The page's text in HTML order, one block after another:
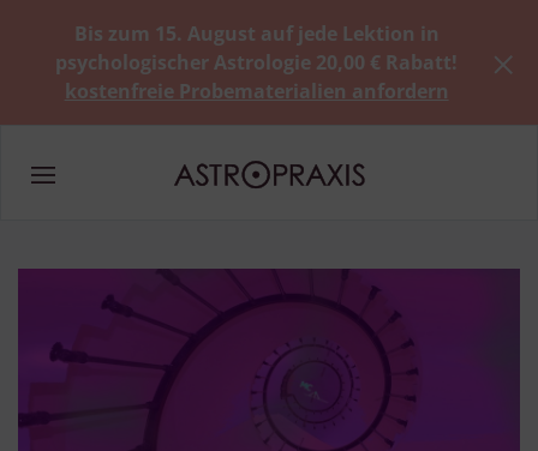
Bis zum 15. August auf jede Lektion in
psychologischer Astrologie 20,00 € Rabatt!
kostenfreie Probematerialien anfordern